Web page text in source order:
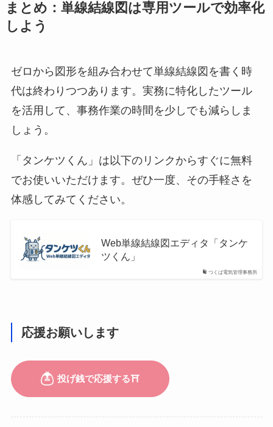
まとめ：単線結線図は専用ツールで効率化
しよう
ゼロから図形を組み合わせて単線結線図を書く時
代は終わりつつあります。実務に特化したツール
を活用して、事務作業の時間を少しでも減らしま
しょう。
「タンケツくん」は以下のリンクからすぐに無料
でお使いいただけます。ぜひ一度、その手軽さを
体感してみてください。
つくば電気管理事務所
Web単線結線図エディタ「タンケ
ツくん」
応援お願いします